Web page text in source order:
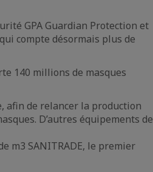
GPA Guardian Protection et
compte désormais plus de
140 millions de masques
afin de relancer la production
D’autres équipements de
m3 SANITRADE, le premier